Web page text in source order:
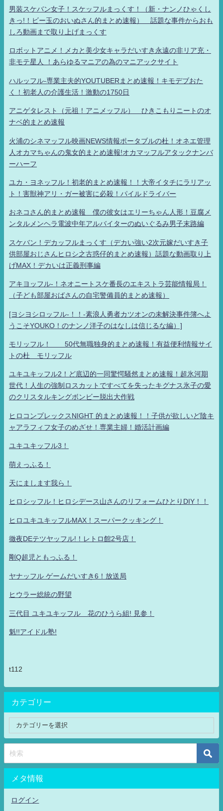
男装スケバン女子！スケッフルまっくす！（新・ナンノひゃくし
きっ!！ビー玉のおいぬさん的まとめ速報） 話題な事件からおも
しろ動画まで取り上げまっくす
ロボットアニメ！メカと美少女キャラだいすき永遠の非リア充・
非モテ星人 ！あらゆるマニアの為のマニアックサイト
ハルッフル-専業主夫的YOUTUBERまとめ速報！キモデブおた
く！初老人の介護生活！激動の1750日
アニゲタレスト（元祖！アニメッフル） ひきこもりニートのオ
ナベ的まとめ速報
火浦のシネマッフル映画NEWS情報ポータブルの杜！オネエ管理
人オカマちゃんの鬼女的まとめ速報!オカマッフルアタックナンバ
ーハーフ
ユカ・ヨネッフル！初老的まとめ速報！！大帝イタチにラリアッ
ト！害獣神アリ・ガー被害に必殺！パイルドライバー
おネコさん的まとめ速報 僕の彼女はエリーちゃん人形！豆腐メ
ンタルメンヘラ電波中年アルバイターのぬいぐるみ男子末路編
スケバン！デカッフルまっくす（デカい強い2次元嫁だいすき子
供部屋おじさんヒロシ之古惑仔的まとめ速報）話題な動画取り上
げMAX！デカいは正義刑事編
アキヨッフル-！ネオニートスケ番長のエキストラ芸能情報局！
（子ども部屋おばさんの自宅警備員的まとめ速報）
[ヨシヨシロッフル-！！-素浪人勇者カツオンの未解決事件簿へよ
うこそYOUKO！のナンノ洋子のはなしは信じるな編）]
モリッフル！ 50代無職独身的まとめ速報！有益便利情報サイ
トの杜 モリッフル
ユキユキッフル2！ど底辺的一同驚愕騒然まとめ速報！超氷河期
世代！人生の強制ロスカットですべてを失ったキグナス氷子の愛
のクリスタルキングボンビー脱出大作戦
ヒロコンプレックスNIGHT 的まとめ速報！！子供が欲しいど陰キ
ャアラフィフ女子のめざせ！専業主婦！婚活計画編
ユキユキッフル3！
萌えっふる！
天にまします我ら！
ヒロシッフル！ヒロシデース山さんのリフォームひとりDIY！！
ヒロユキユキッフルMAX！スーパークッキング！
徹夜DEテツヤッフル!！レトロ館2号店！
剛Q超児ともっふる！
ヤナッフル ゲームだいすき6！放送局
ヒウラー総統の野望
三代目 ユキユキッフル 花のひうら組! 見参！
魁!!アイドル塾!
t112
カテゴリー
メタ情報
ログイン